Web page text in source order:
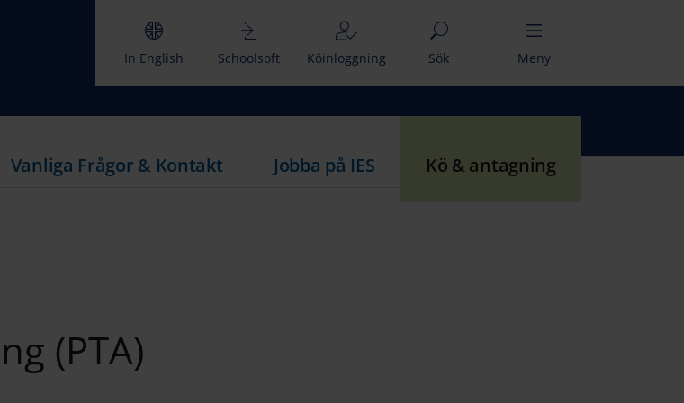
In English Schoolsoft Köinloggning Sök Meny
Vanliga Frågor & Kontakt Jobba på IES Kö & antagning
(PTA)